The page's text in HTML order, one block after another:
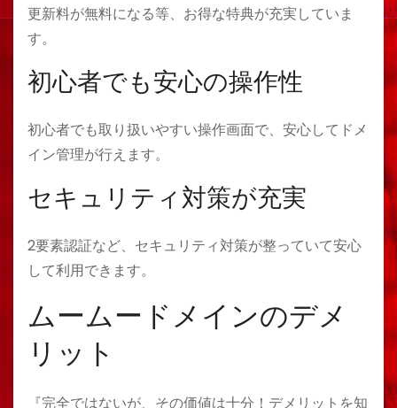
更新料が無料になる等、お得な特典が充実していま
す。
初心者でも安心の操作性
初心者でも取り扱いやすい操作画面で、安心してドメ
イン管理が行えます。
セキュリティ対策が充実
2要素認証など、セキュリティ対策が整っていて安心
して利用できます。
ムームードメインのデメ
リット
『完全ではないが、その価値は十分！デメリットを知